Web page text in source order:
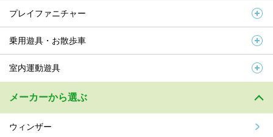
プレイファニチャー
乗用遊具・お散歩車
室内運動遊具
メーカーから選ぶ
ウィンザー